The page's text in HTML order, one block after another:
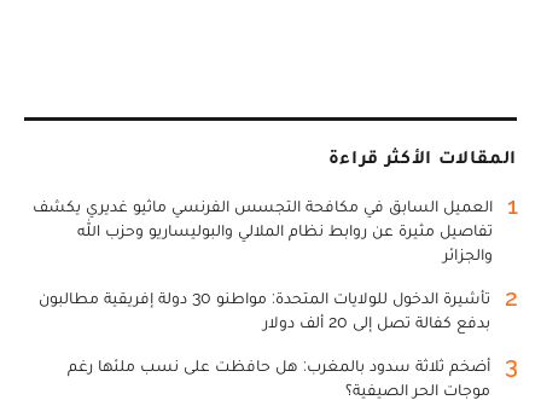
المقالات الأكثر قراءة
1
العميل السابق في مكافحة التجسس الفرنسي ماثيو غديري يكشف
تفاصيل مثيرة عن روابط نظام الملالي والبوليساريو وحزب الله
والجزائر
2
تأشيرة الدخول للولايات المتحدة: مواطنو 30 دولة إفريقية مطالبون
بدفع كفالة تصل إلى 20 ألف دولار
3
أضخم ثلاثة سدود بالمغرب: هل حافظت على نسب ملئها رغم
موجات الحر الصيفية؟